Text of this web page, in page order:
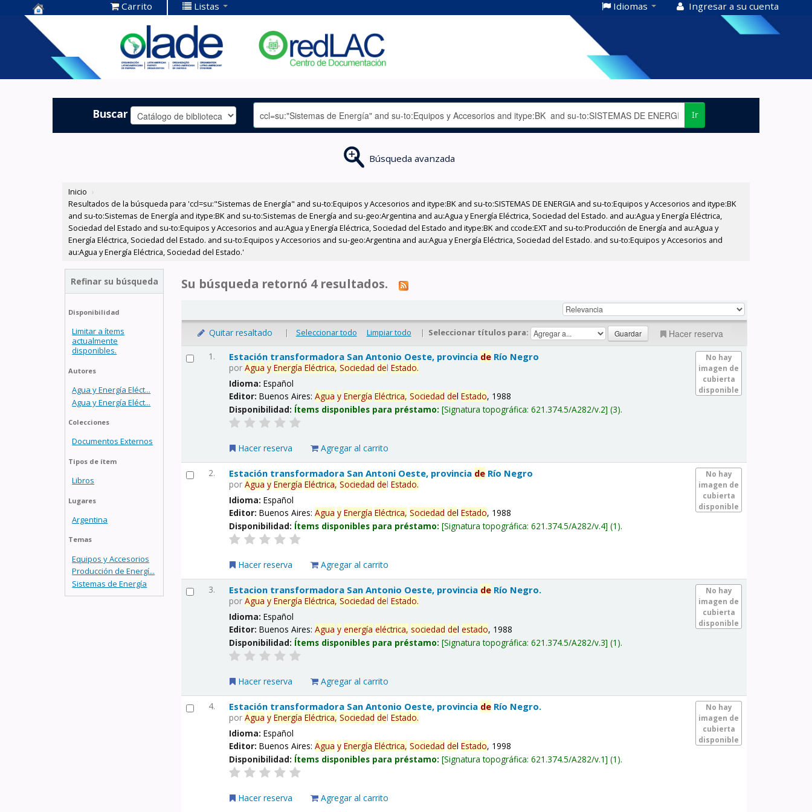
Centro de
Documentación
OLADE -
Carrito Listas Idiomas Ingresar a su cuenta
Buscar Ir
Búsqueda avanzada
Inicio ›
Resultados de la búsqueda para 'ccl=su:"Sistemas de Energía" and su-to:Equipos y Accesorios and itype:BK and su-to:SISTEMAS DE ENERGIA and su-to:Equipos y Accesorios and itype:BK
and su-to:Sistemas de Energía and itype:BK and su-to:Sistemas de Energía and su-geo:Argentina and au:Agua y Energía Eléctrica, Sociedad del Estado. and au:Agua y Energía Eléctrica,
Sociedad del Estado and su-to:Equipos y Accesorios and au:Agua y Energía Eléctrica, Sociedad del Estado and itype:BK and ccode:EXT and su-to:Producción de Energía and au:Agua y
Energía Eléctrica, Sociedad del Estado. and su-to:Equipos y Accesorios and su-geo:Argentina and au:Agua y Energía Eléctrica, Sociedad del Estado. and su-to:Equipos y Accesorios and
au:Agua y Energía Eléctrica, Sociedad del Estado.'
Refinar su búsqueda
Disponibilidad
Limitar a ítems
actualmente
disponibles.
Autores
Agua y Energía Eléct...
Agua y Energía Eléct...
Colecciones
Documentos Externos
Tipos de ítem
Libros
Lugares
Argentina
Temas
Equipos y Accesorios
Producción de Energí...
Sistemas de Energía
Su búsqueda retornó 4 resultados.
Quitar resaltado | Seleccionar todo Limpiar todo | Seleccionar títulos para: Hacer reserva
1.
No hay
imagen de
cubierta
disponible
Estación transformadora San Antonio Oeste, provincia de Río Negro
porAgua y Energía Eléctrica, Sociedad delEstado.
Idioma:Español
Editor:Buenos Aires:Agua y Energía Eléctrica, Sociedad delEstado, 1988
Disponibilidad: Ítems disponibles para préstamo: Signatura topográfica:621.374.5/A282/v.2 (3).
Hacer reserva Agregar al carrito
2.
No hay
imagen de
cubierta
disponible
Estación transformadora San Antoni Oeste, provincia de Río Negro
porAgua y Energía Eléctrica, Sociedad delEstado.
Idioma:Español
Editor:Buenos Aires:Agua y Energía Eléctrica, Sociedad delEstado, 1988
Disponibilidad: Ítems disponibles para préstamo: Signatura topográfica:621.374.5/A282/v.4 (1).
Hacer reserva Agregar al carrito
3.
No hay
imagen de
cubierta
disponible
Estacion transformadora San Antonio Oeste, provincia de Río Negro.
porAgua y Energía Eléctrica, Sociedad delEstado.
Idioma:Español
Editor:Buenos Aires:Agua y energía eléctrica, sociedad delestado, 1988
Disponibilidad: Ítems disponibles para préstamo: Signatura topográfica:621.374.5/A282/v.3 (1).
Hacer reserva Agregar al carrito
4.
No hay
imagen de
cubierta
disponible
Estación transformadora San Antonio Oeste, provincia de Río Negro.
porAgua y Energía Eléctrica, Sociedad delEstado.
Idioma:Español
Editor:Buenos Aires:Agua y Energía Eléctrica, Sociedad delEstado, 1998
Disponibilidad: Ítems disponibles para préstamo: Signatura topográfica:621.374.5/A282/v.1 (1).
Hacer reserva Agregar al carrito